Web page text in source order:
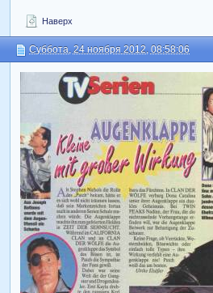
Наверх
Суббота, 24 ноября 2012, 08:58:06